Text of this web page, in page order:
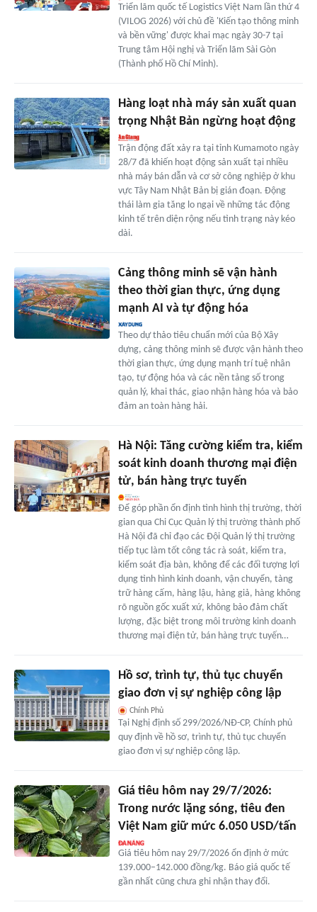
Triển lãm quốc tế Logistics Việt Nam lần thứ 4
(VILOG 2026) với chủ đề 'Kiến tạo thông minh
và bền vững' được khai mạc ngày 30-7 tại
Trung tâm Hội nghị và Triển lãm Sài Gòn
(Thành phố Hồ Chí Minh).
Hàng loạt nhà máy sản xuất quan
trọng Nhật Bản ngừng hoạt động
Trận động đất xảy ra tại tỉnh Kumamoto ngày
28/7 đã khiến hoạt động sản xuất tại nhiều
nhà máy bán dẫn và cơ sở công nghiệp ở khu
vực Tây Nam Nhật Bản bị gián đoạn. Động
thái làm gia tăng lo ngại về những tác động
kinh tế trên diện rộng nếu tình trạng này kéo
dài.
Cảng thông minh sẽ vận hành
theo thời gian thực, ứng dụng
mạnh AI và tự động hóa
Theo dự thảo tiêu chuẩn mới của Bộ Xây
dựng, cảng thông minh sẽ được vận hành theo
thời gian thực, ứng dụng mạnh trí tuệ nhân
tạo, tự động hóa và các nền tảng số trong
quản lý, khai thác, giao nhận hàng hóa và bảo
đảm an toàn hàng hải.
Hà Nội: Tăng cường kiểm tra, kiểm
soát kinh doanh thương mại điện
tử, bán hàng trực tuyến
Để góp phần ổn định tình hình thị trường, thời
gian qua Chi Cục Quản lý thị trường thành phố
Hà Nội đã chỉ đạo các Đội Quản lý thị trường
tiếp tục làm tốt công tác rà soát, kiểm tra,
kiểm soát địa bàn, không để các đối tượng lợi
dụng tình hình kinh doanh, vận chuyển, tàng
trữ hàng cấm, hàng lậu, hàng giả, hàng không
rõ nguồn gốc xuất xứ, không bảo đảm chất
lượng, đặc biệt trong môi trường kinh doanh
thương mại điện tử, bán hàng trực tuyến…
Hồ sơ, trình tự, thủ tục chuyển
giao đơn vị sự nghiệp công lập
Chính Phủ
Tại Nghị định số 299/2026/NĐ-CP, Chính phủ
quy định về hồ sơ, trình tự, thủ tục chuyển
giao đơn vị sự nghiệp công lập.
Giá tiêu hôm nay 29/7/2026:
Trong nước lặng sóng, tiêu đen
Việt Nam giữ mức 6.050 USD/tấn
Giá tiêu hôm nay 29/7/2026 ổn định ở mức
139.000–142.000 đồng/kg. Báo giá quốc tế
gần nhất cũng chưa ghi nhận thay đổi.